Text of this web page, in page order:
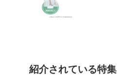
紹介されている特集